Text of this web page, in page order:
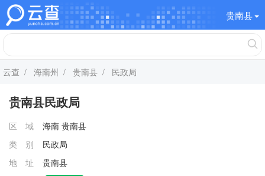
贵南县
云查 / 海南州 / 贵南县 / 民政局
贵南县民政局
区 域 海南 贵南县
类 别
民政局
地 址
贵南县